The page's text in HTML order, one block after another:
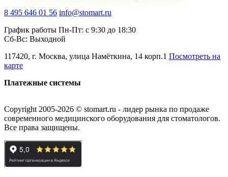
8 495 646 01 56 info@stomart.ru
График работы Пн-Пт: с 9:30 до 18:30
Сб-Вс: Выходной
117420, г. Москва, улица Намёткина, 14 корп.1 Посмотреть на
карте
Платежные системы
Copyright 2005-2026 © stomart.ru - лидер рынка по продаже
современного медицинского оборудования для стоматологов.
Все права защищены.